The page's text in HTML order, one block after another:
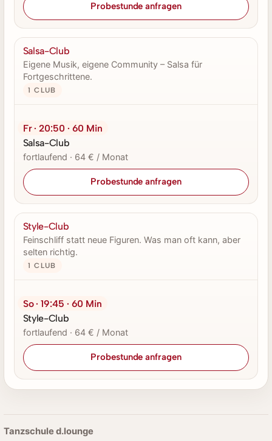
Probestunde anfragen
Salsa-Club
Eigene Musik, eigene Community – Salsa für
Fortgeschrittene.
1 CLUB
Fr · 20:50 · 60 Min
Salsa-Club
fortlaufend · 64 € / Monat
Probestunde anfragen
Style-Club
Feinschliff statt neue Figuren. Was man oft kann, aber
selten richtig.
1 CLUB
So · 19:45 · 60 Min
Style-Club
fortlaufend · 64 € / Monat
Probestunde anfragen
Tanzschule d.lounge